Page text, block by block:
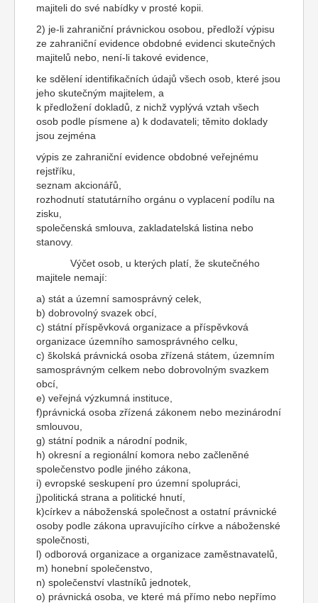
majiteli do své nabídky v prosté kopii.
2) je-li zahraniční právnickou osobou, předloží výpisu
ze zahraniční evidence obdobné evidenci skutečných
majitelů nebo, není-li takové evidence,
ke sdělení identifikačních údajů všech osob, které jsou
jeho skutečným majitelem, a
k předložení dokladů, z nichž vyplývá vztah všech
osob podle písmene a) k dodavateli; těmito doklady
jsou zejména
výpis ze zahraniční evidence obdobné veřejnému
rejstříku,
seznam akcionářů,
rozhodnutí statutárního orgánu o vyplacení podílu na
zisku,
společenská smlouva, zakladatelská listina nebo
stanovy.
Výčet osob, u kterých platí, že skutečného
majitele nemají:
a) stát a územní samosprávný celek,
b) dobrovolný svazek obcí,
c) státní příspěvková organizace a příspěvková
organizace územního samosprávného celku,
c) školská právnická osoba zřízená státem, územním
samosprávným celkem nebo dobrovolným svazkem
obcí,
e) veřejná výzkumná instituce,
f)právnická osoba zřízená zákonem nebo mezinárodní
smlouvou,
g) státní podnik a národní podnik,
h) okresní a regionální komora nebo začleněné
společenstvo podle jiného zákona,
i) evropské seskupení pro územní spolupráci,
j)politická strana a politické hnutí,
k)církev a náboženská společnost a ostatní právnické
osoby podle zákona upravujícího církve a náboženské
společnosti,
l) odborová organizace a organizace zaměstnavatelů,
m) honební společenstvo,
n) společenství vlastníků jednotek,
o) právnická osoba, ve které má přímo nebo nepřímo